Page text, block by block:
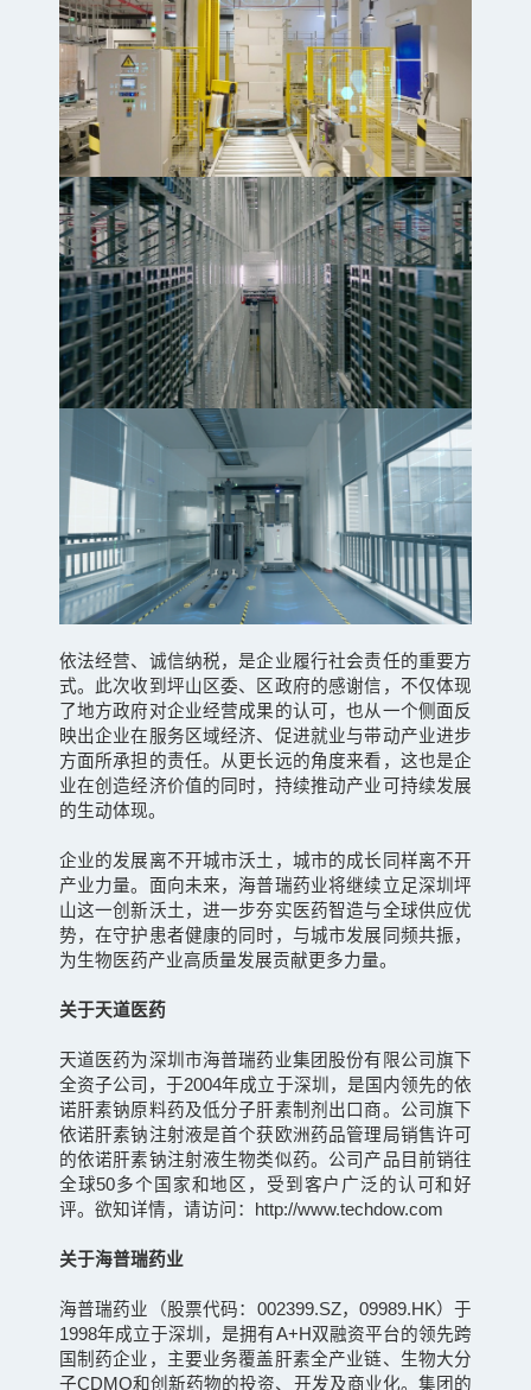
依法经营、诚信纳税，是企业履行社会责任的重要方
式。此次收到坪山区委、区政府的感谢信，不仅体现
了地方政府对企业经营成果的认可，也从一个侧面反
映出企业在服务区域经济、促进就业与带动产业进步
方面所承担的责任。从更长远的角度来看，这也是企
业在创造经济价值的同时，持续推动产业可持续发展
的生动体现。
企业的发展离不开城市沃土，城市的成长同样离不开
产业力量。面向未来，海普瑞药业将继续立足深圳坪
山这一创新沃土，进一步夯实医药智造与全球供应优
势，在守护患者健康的同时，与城市发展同频共振，
为生物医药产业高质量发展贡献更多力量。
关于天道医药
天道医药为深圳市海普瑞药业集团股份有限公司旗下
全资子公司，于2004年成立于深圳，是国内领先的依
诺肝素钠原料药及低分子肝素制剂出口商。公司旗下
依诺肝素钠注射液是首个获欧洲药品管理局销售许可
的依诺肝素钠注射液生物类似药。公司产品目前销往
全球50多个国家和地区，受到客户广泛的认可和好
评。欲知详情，请访问：http://www.techdow.com
关于海普瑞药业
海普瑞药业（股票代码：002399.SZ，09989.HK）于
1998年成立于深圳，是拥有A+H双融资平台的领先跨
国制药企业，主要业务覆盖肝素全产业链、生物大分
子CDMO和创新药物的投资、开发及商业化。集团的